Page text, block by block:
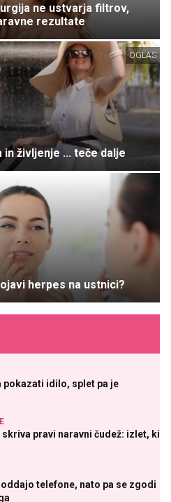
ne ustvarja filtrov,
rezultate
OGLAS
življenje ... teče dalje
herpes na ustnici?
pokazati idilo, splet pa je
pravi naravni čudež: izlet, ki
telefone, nato pa se zgodi